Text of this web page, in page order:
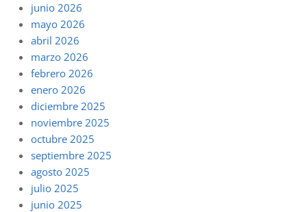
junio 2026
mayo 2026
abril 2026
marzo 2026
febrero 2026
enero 2026
diciembre 2025
noviembre 2025
octubre 2025
septiembre 2025
agosto 2025
julio 2025
junio 2025